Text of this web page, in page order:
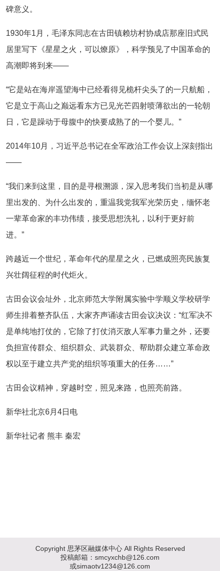
碑意义。
1930年1月，毛泽东同志在古田镇赖坊村协成店那座旧式民
居里写下《星星之火，可以燎原》，科学预见了中国革命的
高潮即将到来——
“它是站在海岸遥望海中已经看得见桅杆尖头了的一只航船，
它是立于高山之巅远看东方已见光芒四射喷薄欲出的一轮朝
日，它是躁动于母腹中的快要成熟了的一个婴儿。”
2014年10月，习近平总书记在全军政治工作会议上深刻指出
——
“我们来到这里，目的是寻根溯源，深入思考我们当初是从哪
里出发的、为什么出发的，重温我党我军光荣历史，缅怀老
一辈革命家的丰功伟绩，接受思想洗礼，以利于更好前
进。”
跨越近一个世纪，革命年代的星星之火，已燃成照亮民族复
兴壮阔征程的时代炬火。
古田会议会址外，北京师范大学附属实验中学顺义学校研学
师生排着整齐队伍，大家齐声诵读古田会议决议：“红军决不
是单纯地打仗的，它除了打仗消灭敌人军事力量之外，还要
负担宣传群众、组织群众、武装群众、帮助群众建立革命政
权以至于建立共产党的组织等项重大的任务……”
古田会议精神，穿越时空，照见来路，也照亮前路。
新华社北京6月4日电
新华社记者 熊丰 秦宏
Copyright 思茅区融媒体中心 All Rights Reserved
投稿邮箱：smcyxchb@126.com
或simaotv1234@126.com